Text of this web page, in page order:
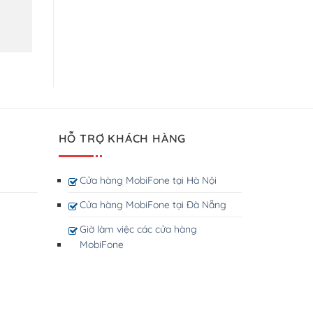
HỖ TRỢ KHÁCH HÀNG
Cửa hàng MobiFone tại Hà Nội
Cửa hàng MobiFone tại Đà Nẵng
Giờ làm việc các cửa hàng
MobiFone